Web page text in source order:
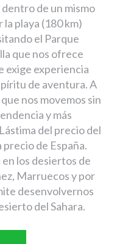
de un mismo
playa (180 km)
el Parque
que nos ofrece
exige experiencia
de aventura. A
nos movemos sin
y más
del precio del
precio de España.
los desiertos de
Marruecos y por
desenvolvernos
del Sahara.